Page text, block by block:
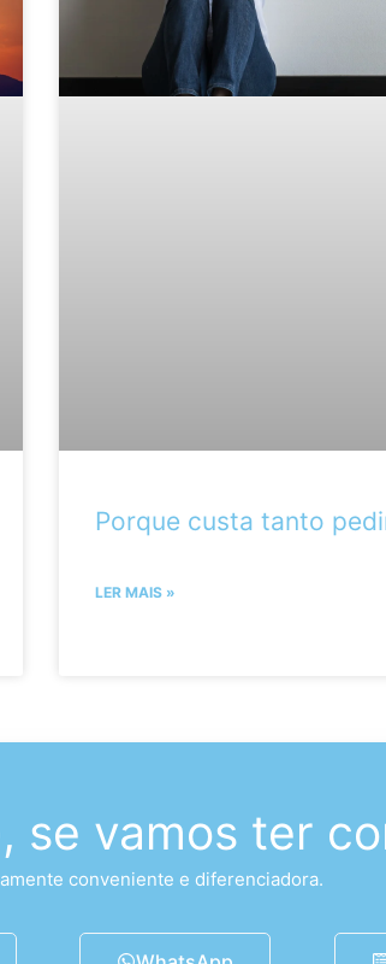
Porque custa tanto
LER MAIS »
se vamos ter
conveniente e diferenciadora.